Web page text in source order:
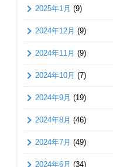
2025年1月 (9)
2024年12月 (9)
2024年11月 (9)
2024年10月 (7)
2024年9月 (19)
2024年8月 (46)
2024年7月 (49)
2024年6月 (34)